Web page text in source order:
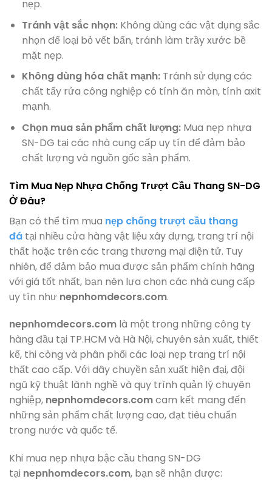
nẹp.
Tránh vật sắc nhọn:Không dùng các vật dụng sắc
nhọn để loại bỏ vết bẩn, tránh làm trầy xước bề
mặt nẹp.
Không dùng hóa chất mạnh:Tránh sử dụng các
chất tẩy rửa công nghiệp có tính ăn mòn, tính axit
mạnh.
Chọn mua sản phẩm chất lượng:Mua nẹp nhựa
SN-DG tại các nhà cung cấp uy tín để đảm bảo
chất lượng và nguồn gốc sản phẩm.
Tìm Mua Nẹp Nhựa Chống Trượt Cầu Thang SN-DG
Ở Đâu?
Bạn có thể tìm mua nẹp chống trượt cầu thang
đá tại nhiều cửa hàng vật liệu xây dựng, trang trí nội
thất hoặc trên các trang thương mại điện tử. Tuy
nhiên, để đảm bảo mua được sản phẩm chính hãng
với giá tốt nhất, bạn nên lựa chọn các nhà cung cấp
uy tín như nepnhomdecors.com.
nepnhomdecors.com là một trong những công ty
hàng đầu tại TP.HCM và Hà Nội, chuyên sản xuất, thiết
kế, thi công và phân phối các loại nẹp trang trí nội
thất cao cấp. Với dây chuyền sản xuất hiện đại, đội
ngũ kỹ thuật lành nghề và quy trình quản lý chuyên
nghiệp, nepnhomdecors.comcam kết mang đến
những sản phẩm chất lượng cao, đạt tiêu chuẩn
trong nước và quốc tế.
Khi mua nẹp nhựa bậc cầu thang SN-DG
tại nepnhomdecors.com, bạn sẽ nhận được: